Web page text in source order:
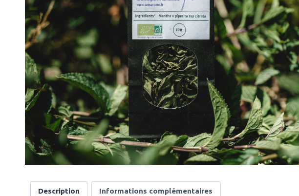
Description Informations complémentaires